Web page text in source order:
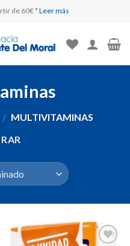
de 60€ *Leer más
/ MULTIVITAMINAS